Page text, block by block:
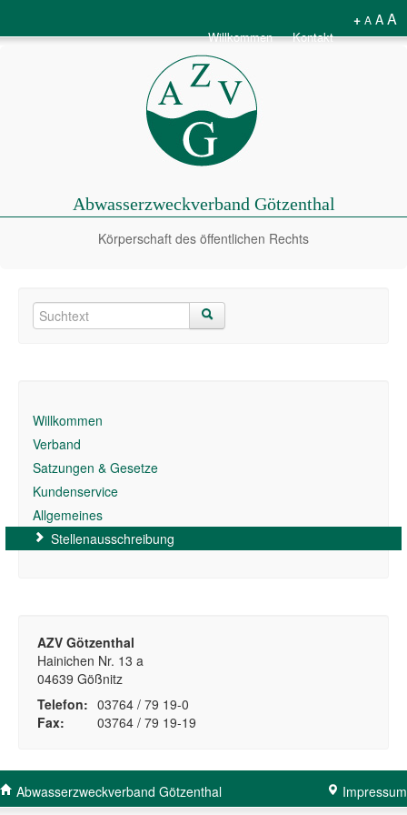
+ A A A
Willkommen Kontakt
Abwasserzweckverband Götzenthal
Körperschaft des öffentlichen Rechts
Willkommen
Verband
Satzungen & Gesetze
Kundenservice
Allgemeines
Stellenausschreibung
AZV Götzenthal
Hainichen Nr. 13 a
04639 Gößnitz
Telefon:
Fax:
03764 / 79 19-0
03764 / 79 19-19
Abwasserzweckverband Götzenthal Impressum